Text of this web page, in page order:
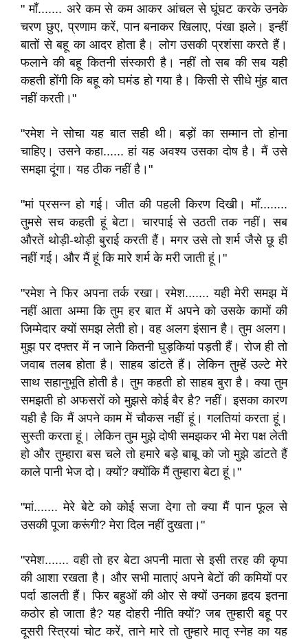
" माँ....... अरे कम से कम आकर आंचल से घूंघट करके उनके
चरण छुए, प्रणाम करें, पान बनाकर खिलाए, पंखा झले। इन्हीं
बातों से बहू का आदर होता है। लोग उसकी प्रशंसा करते हैं।
फलाने की बहू कितनी संस्कारी है। नहीं तो सब की सब यही
कहती होंगी कि बहू को घमंड हो गया है। किसी से सीधे मुंह बात
नहीं करती।"
"रमेश ने सोचा यह बात सही थी। बड़ों का सम्मान तो होना
चाहिए। उसने कहा...... हां यह अवश्य उसका दोष है। मैं उसे
समझा दूंगा। यह ठीक नहीं है।"
"मां प्रसन्न हो गई। जीत की पहली किरण दिखी। माँ........
तुमसे सच कहती हूं बेटा। चारपाई से उठती तक नहीं। सब
औरतें थोड़ी-थोड़ी बुराई करती हैं। मगर उसे तो शर्म जैसे छू ही
नहीं गई। और मैं हूं कि मारे शर्म के मरी जाती हूं।"
"रमेश ने फिर अपना तर्क रखा। रमेश....... यही मेरी समझ में
नहीं आता अम्मा कि तुम हर बात में अपने को उसके कामों की
जिम्मेदार क्यों समझ लेती हो। वह अलग इंसान है। तुम अलग।
मुझ पर दफ्तर में न जाने कितनी घुड़कियां पड़ती हैं। रोज ही तो
जवाब तलब होता है। साहब डांटते हैं। लेकिन तुम्हें उल्टे मेरे
साथ सहानुभूति होती है। तुम कहती हो साहब बुरा है। क्या तुम
समझती हो अफसरों को मुझसे कोई बैर है? नहीं। इसका कारण
यही है कि मैं अपने काम में चौकस नहीं हूं। गलतियां करता हूं।
सुस्ती करता हूं। लेकिन तुम मुझे दोषी समझकर भी मेरा पक्ष लेती
हो और तुम्हारा बस चले तो हमारे बड़े बाबू को जो मुझे डांटते हैं
काले पानी भेज दो। क्यों? क्योंकि मैं तुम्हारा बेटा हूं।"
"मां....... मेरे बेटे को कोई सजा देगा तो क्या मैं पान फूल से
उसकी पूजा करूंगी? मेरा दिल नहीं दुखता।"
"रमेश....... वही तो हर बेटा अपनी माता से इसी तरह की कृपा
की आशा रखता है। और सभी माताएं अपने बेटों की कमियों पर
पर्दा डालती हैं। फिर बहुओं की ओर से क्यों उनका हृदय इतना
कठोर हो जाता है? यह दोहरी नीति क्यों? जब तुम्हारी बहू पर
दूसरी स्त्रियां चोट करें, ताने मारे तो तुम्हारे मातृ स्नेह का यह